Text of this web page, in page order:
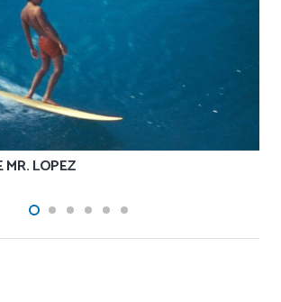
MR. LOPEZ